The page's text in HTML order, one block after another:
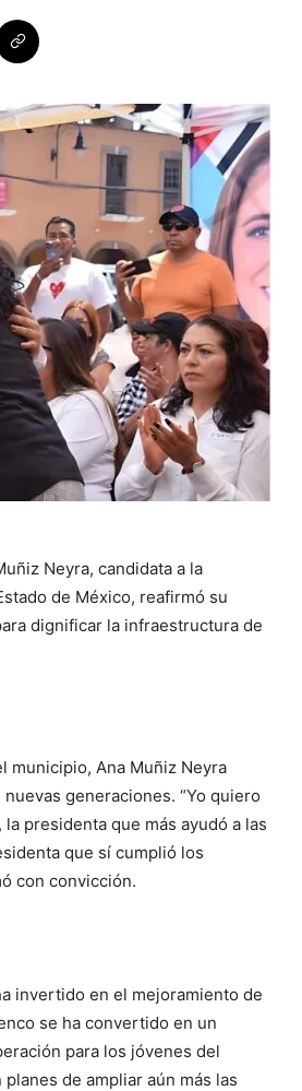
Neyra, candidata a la
de México, reafirmó su
dignificar la infraestructura de
municipio, Ana Muñiz Neyra
generaciones. “Yo quiero
presidenta que más ayudó a las
que sí cumplió los
con convicción.
invertido en el mejoramiento de
se ha convertido en un
para los jóvenes del
de ampliar aún más las